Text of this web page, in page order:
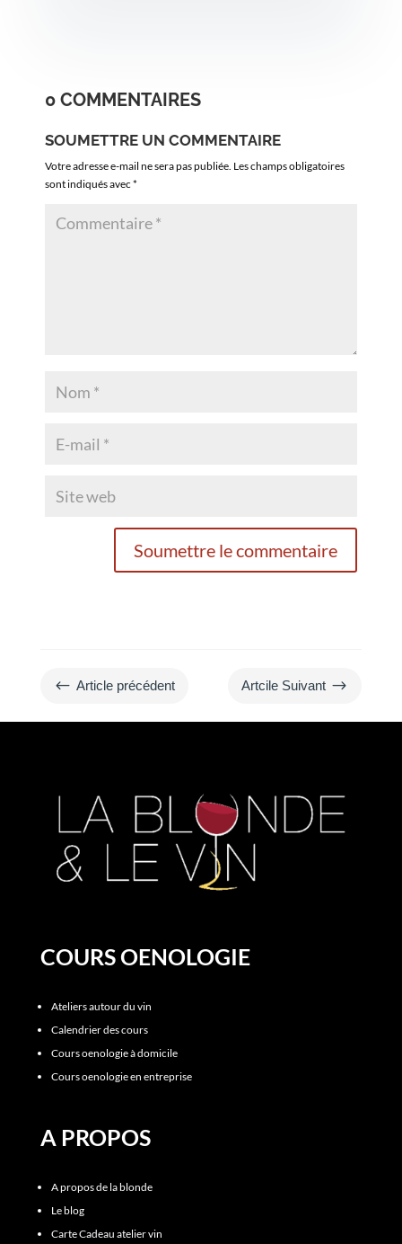
0 COMMENTAIRES
SOUMETTRE UN COMMENTAIRE
Votre adresse e-mail ne sera pas publiée. Les champs obligatoires
sont indiqués avec *
Soumettre le commentaire
# Article précédent Artcile Suivant $
COURS OENOLOGIE
Ateliers autour du vin
Calendrier des cours
Cours oenologie à domicile
Cours oenologie en entreprise
A PROPOS
A propos de la blonde
Le blog
Carte Cadeau atelier vin